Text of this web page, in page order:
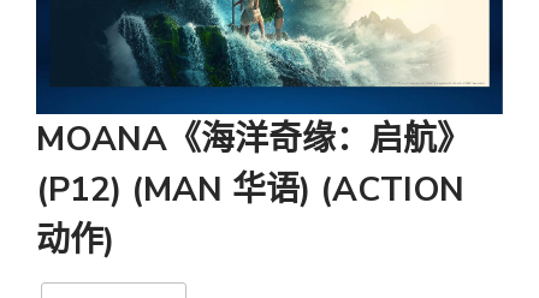
MOANA《海洋奇缘：启航》
(P12) (MAN 华语) (ACTION
动作)